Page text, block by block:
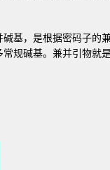
基，是根据密码子的
规碱基。兼并引物就